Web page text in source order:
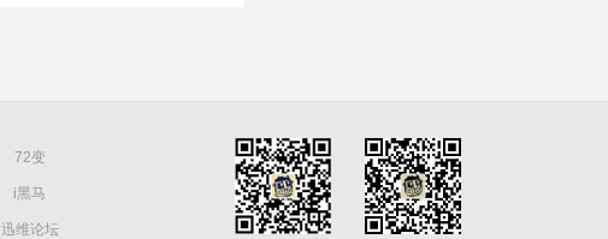
72变
i黑马
迅维论坛